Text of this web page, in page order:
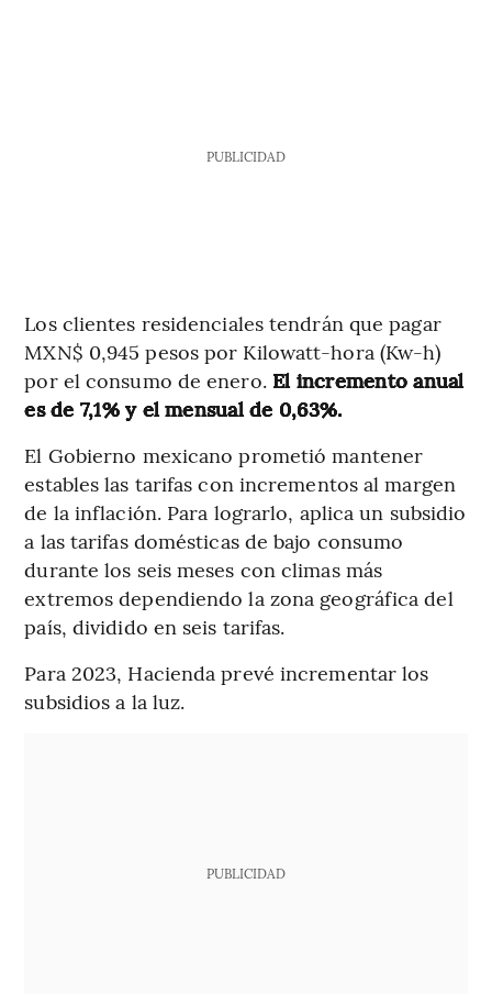
PUBLICIDAD
Los clientes residenciales tendrán que pagar
MXN$ 0,945 pesos por Kilowatt-hora (Kw-h)
por el consumo de enero. El incremento anual
es de 7,1% y el mensual de 0,63%.
El Gobierno mexicano prometió mantener
estables las tarifas con incrementos al margen
de la inflación. Para lograrlo, aplica un subsidio
a las tarifas domésticas de bajo consumo
durante los seis meses con climas más
extremos dependiendo la zona geográfica del
país, dividido en seis tarifas.
Para 2023, Hacienda prevé incrementar los
subsidios a la luz.
PUBLICIDAD